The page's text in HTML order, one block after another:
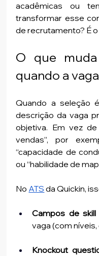
acadêmicas ou
transformar esse
de recrutamento? É
O que
quando a
Quando a seleção
descrição da vaga
objetiva. Em vez
vendas”, por
“capacidade de
ou “habilidade de
No ATS da Quickin,
Campos de
vaga (com
Knockout